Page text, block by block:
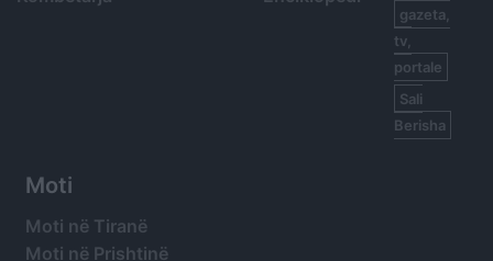
gazeta,
tv,
portale
Sali
Berisha
Moti
Moti në Tiranë
Moti në Prishtinë